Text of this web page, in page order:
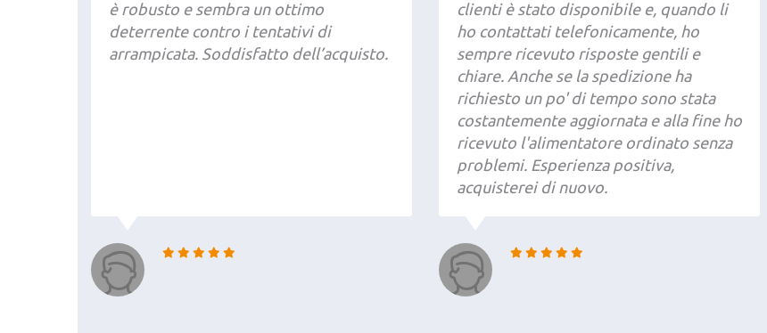
è robusto e sembra un ottimo
deterrente contro i tentativi di
arrampicata. Soddisfatto dell’acquisto.
clienti è stato disponibile e, quando li
ho contattati telefonicamente, ho
sempre ricevuto risposte gentili e
chiare. Anche se la spedizione ha
richiesto un po' di tempo sono stata
costantemente aggiornata e alla fine ho
ricevuto l'alimentatore ordinato senza
problemi. Esperienza positiva,
acquisterei di nuovo.